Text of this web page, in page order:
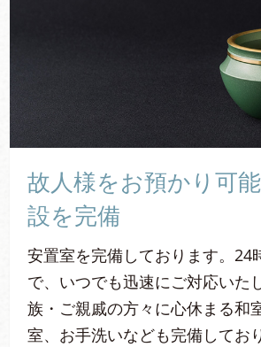
故人様をお預かり可
設を完備
安置室を完備しております。24
で、いつでも迅速にご対応いた
族・ご親戚の方々に心休まる和
室、お手洗いなども完備してお